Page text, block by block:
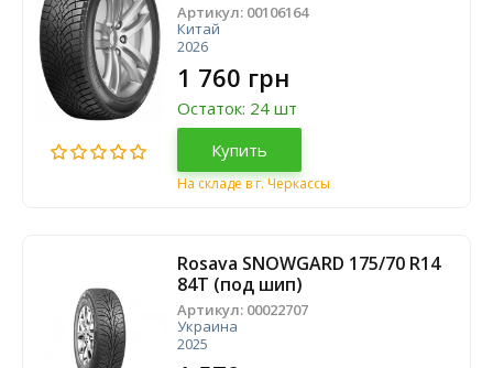
Артикул: 00106164
Китай
2026
1 760 грн
Остаток: 24 шт
Купить
На складе в г. Черкассы
Rosava SNOWGARD 175/70 R14
84T (под шип)
Артикул: 00022707
Украина
2025